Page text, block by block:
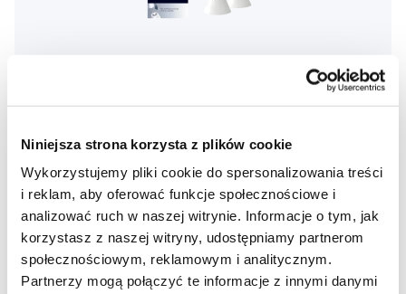
Niniejsza strona korzysta z plików cookie
Wykorzystujemy pliki cookie do spersonalizowania treści
i reklam, aby oferować funkcje społecznościowe i
analizować ruch w naszej witrynie. Informacje o tym, jak
korzystasz z naszej witryny, udostępniamy partnerom
społecznościowym, reklamowym i analitycznym.
Partnerzy mogą połączyć te informacje z innymi danymi
Philips Sonicare Tongue Care+ White końcówki do
szczoteczki sonicznej do czyszczenia języka HX8072/01,
2 szt.
70,00 Zł
5,0/5 (21x)
Do koszyka
Dostępny 1 szt
Natychmiast w1 sklepie